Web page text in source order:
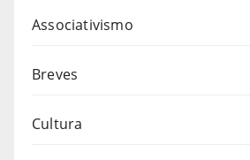
Associativismo
Breves
Cultura